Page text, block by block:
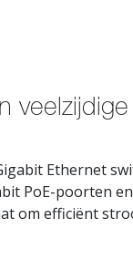
Ethernet
PoE-poorten
om efficiënt